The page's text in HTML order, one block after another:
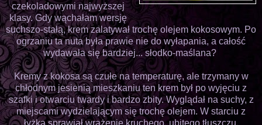
czekoladowymi najwyższej
klasy. Gdy wąchałam wersję
suchszo-stałą, krem zalatywał trochę olejem kokosowym. Po
ogrzaniu ta nuta była prawie nie do wyłapania, a całość
wydawała się bardziej... słodko-maślana?
Kremy z kokosa są czułe na temperaturę, ale trzymany w
chłodnym jesienią mieszkaniu ten krem był po wyjęciu z
szafki i otwarciu twardy i bardzo zbity. Wyglądał na suchy, z
miejscami wydzielającym się trochę olejem. W starciu z
łyżką sprawiał wrażenie kruchego, ubitego tłuszczu.